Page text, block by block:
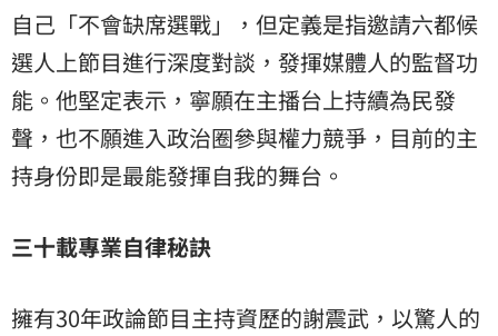
自己「不會缺席選戰」，但定義是指邀請六都候
選人上節目進行深度對談，發揮媒體人的監督功
能。他堅定表示，寧願在主播台上持續為民發
聲，也不願進入政治圈參與權力競爭，目前的主
持身份即是最能發揮自我的舞台。
三十載專業自律秘訣
擁有30年政論節目主持資歷的謝震武，以驚人的